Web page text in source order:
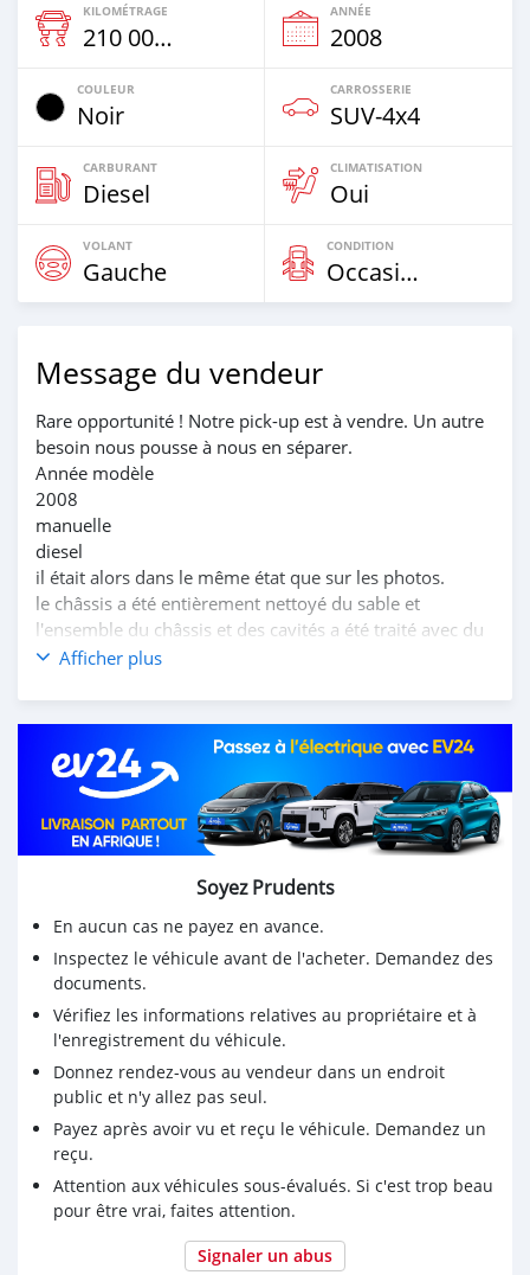
KILOMÉTRAGE
210 000 Km
ANNÉE
2008
COULEUR
Noir
CARROSSERIE
SUV‒4x4
CARBURANT
Diesel
CLIMATISATION
Oui
VOLANT
Gauche
CONDITION
Occasion
Message du vendeur
Rare opportunité ! Notre pick-up est à vendre. Un autre
besoin nous pousse à nous en séparer.
Année modèle
2008
manuelle
diesel
il était alors dans le même état que sur les photos.
le châssis a été entièrement nettoyé du sable et
l'ensemble du châssis et des cavités a été traité avec du
Fluidfilm. Entretien régulier effectué par mes soins
Pneus cloutés sur jantes en acier.
Courroie de distribution changée : 305 800 km, le
23/07/2019
Remplacement du roulement de roue côté conducteur
en 2024
Km 311116, date : 18/03/2021
Changement:
Huile
Filtre à huile
Filtre à pollen
Filtre à gazole
Filtre à air
Essuie-glaces
Prochaine intervention : 326116 ou 18/03/2022
Afficher plus
Soyez Prudents
En aucun cas ne payez en avance.
Inspectez le véhicule avant de l'acheter. Demandez des
documents.
Vérifiez les informations relatives au propriétaire et à
l'enregistrement du véhicule.
Donnez rendez-vous au vendeur dans un endroit
public et n'y allez pas seul.
Payez après avoir vu et reçu le véhicule. Demandez un
reçu.
Attention aux véhicules sous-évalués. Si c'est trop beau
pour être vrai, faites attention.
Signaler un abus